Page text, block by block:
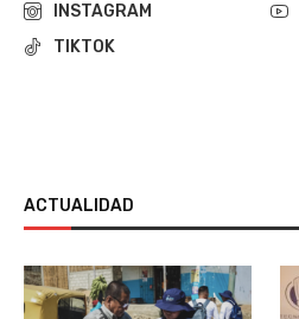
INSTAGRAM
TIKTOK
ACTUALIDAD